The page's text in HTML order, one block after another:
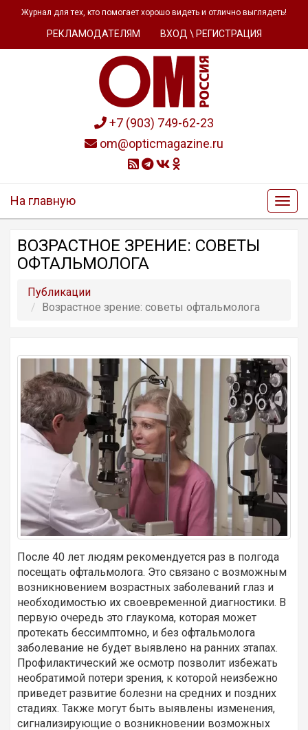
Журнал для тех, кто помогает хорошо видеть и отлично выглядеть!
РЕКЛАМОДАТЕЛЯМ ВХОД \ РЕГИСТРАЦИЯ
+7 (903) 749-62-23
om@opticmagazine.ru
На главную
ВОЗРАСТНОЕ ЗРЕНИЕ: СОВЕТЫ
ОФТАЛЬМОЛОГА
Публикации
Возрастное зрение: советы офтальмолога
После 40 лет людям рекомендуется раз в полгода
посещать офтальмолога. Это связано с возможным
возникновением возрастных заболеваний глаз и
необходимостью их своевременной диагностики. В
первую очередь это глаукома, которая может
протекать бессимптомно, и без офтальмолога
заболевание не будет выявлено на ранних этапах.
Профилактический же осмотр позволит избежать
необратимой потери зрения, к которой неизбежно
приведет развитие болезни на средних и поздних
стадиях. Также могут быть выявлены изменения,
сигнализирующие о возникновении возможных